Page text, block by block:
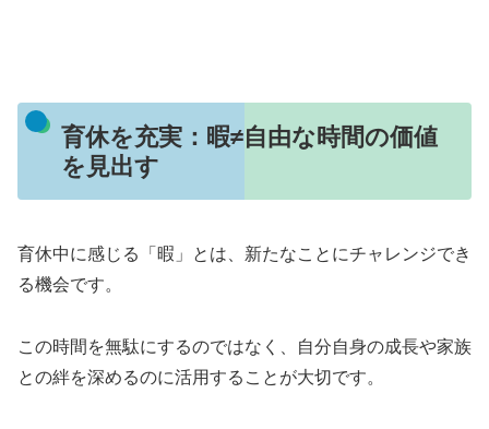
育休を充実：暇≠自由な時間の価値
を見出す
育休中に感じる「暇」とは、新たなことにチャレンジでき
る機会です。
この時間を無駄にするのではなく、自分自身の成長や家族
との絆を深めるのに活用することが大切です。